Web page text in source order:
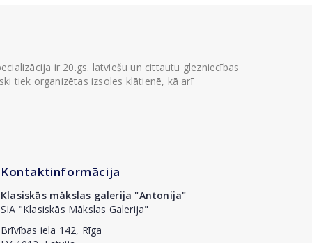
ir 20.gs. latviešu un cittautu glezniecības
tiek organizētas izsoles klātienē, kā arī
Kontaktinformācija
Klasiskās mākslas galerija "Antonija"
SIA "Klasiskās Mākslas Galerija"
Brīvības iela 142, Rīga